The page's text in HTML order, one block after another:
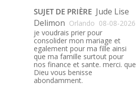
SUJET DE PRIÈRE Jude Lise
Delimon Orlando 08-08-2026
je voudrais prier pour
consolider mon mariage et
egalement pour ma fille ainsi
que ma famille surtout pour
nos finance et sante. merci. que
Dieu vous benisse
abondamment.